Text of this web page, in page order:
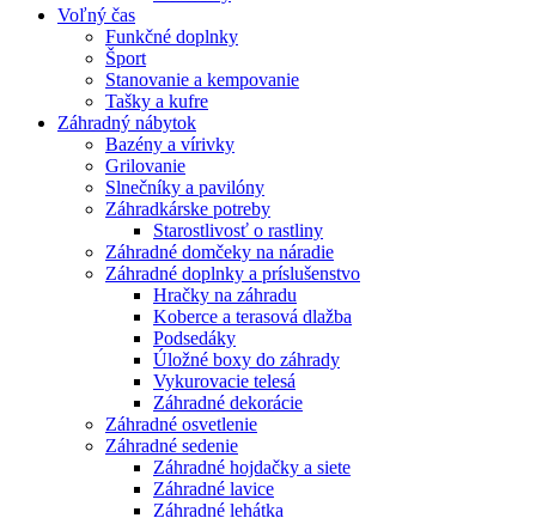
Voľný čas
Funkčné doplnky
Šport
Stanovanie a kempovanie
Tašky a kufre
Záhradný nábytok
Bazény a vírivky
Grilovanie
Slnečníky a pavilóny
Záhradkárske potreby
Starostlivosť o rastliny
Záhradné domčeky na náradie
Záhradné doplnky a príslušenstvo
Hračky na záhradu
Koberce a terasová dlažba
Podsedáky
Úložné boxy do záhrady
Vykurovacie telesá
Záhradné dekorácie
Záhradné osvetlenie
Záhradné sedenie
Záhradné hojdačky a siete
Záhradné lavice
Záhradné lehátka